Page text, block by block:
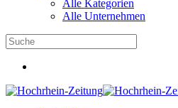
Alle Kategorien
Alle Unternehmen